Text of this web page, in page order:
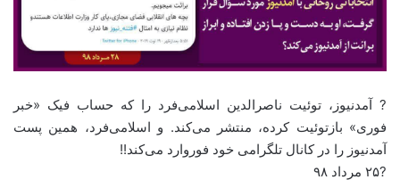
? آمدنیوز، توئیت ناصرالدین اسلامی‌فرد را که حساب فیک «خبر
فوری» بازتوئیت کرده، منتشر می‌کند. و اسلامی‌فرد، همین پست
آمدنیوز را در کانال تلگرامی خود فوروارد می‌کند!!
?۲۵ مرداد ۹۸